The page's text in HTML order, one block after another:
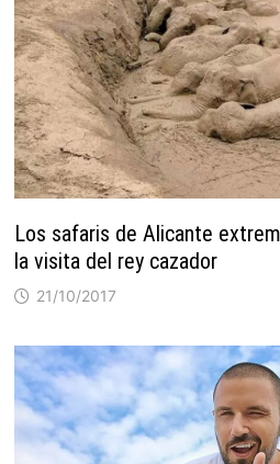
Los safaris de Alicante
la visita del rey cazador
21/10/2017